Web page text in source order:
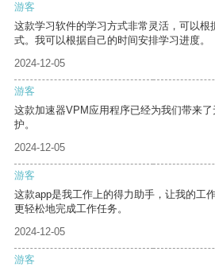
游客
这款学习软件的学习方式非常灵活，可以根
式。我可以根据自己的时间安排学习进度。
2024-12-05
游客
这款加速器VPM应用程序已经为我们带来
护。
2024-12-05
游客
这款app是我工作上的得力助手，让我的工
更轻松地完成工作任务。
2024-12-05
游客